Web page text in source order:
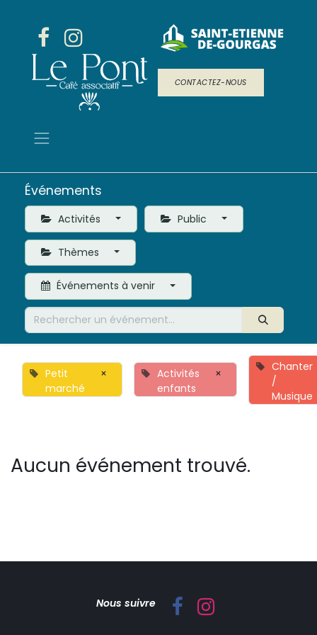
CONTACTEZ-NOUS
Événements
Activités Public
Thèmes
Événements à venir
Petit
marché
×
Activités
enfants
×
Chanter
/
Musique
Aucun événement trouvé.
Nous suivre